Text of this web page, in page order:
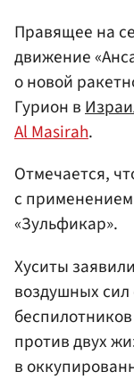
Правящее на
движение
о новой
Гурион в
Al Masirah.
Отмечается,
с
«Зульфикар».
Хуситы
воздушных
против двух
в